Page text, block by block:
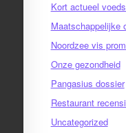
Kort actueel
Maatschappelijke
Noordzee vis
Onze gezondheid
Pangasius dossier
Restaurant
Uncategorized